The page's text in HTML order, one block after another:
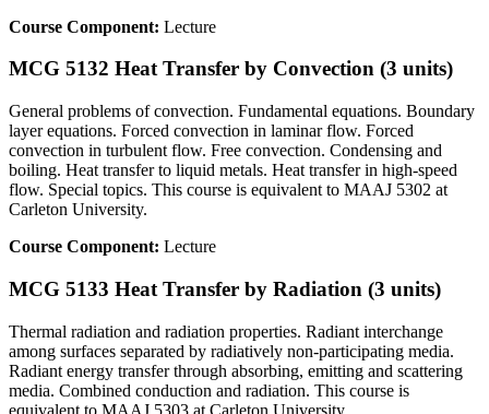
Course Component: Lecture
MCG 5132 Heat Transfer by Convection (3 units)
General problems of convection. Fundamental equations. Boundary
layer equations. Forced convection in laminar flow. Forced
convection in turbulent flow. Free convection. Condensing and
boiling. Heat transfer to liquid metals. Heat transfer in high-speed
flow. Special topics. This course is equivalent to MAAJ 5302 at
Carleton University.
Course Component: Lecture
MCG 5133 Heat Transfer by Radiation (3 units)
Thermal radiation and radiation properties. Radiant interchange
among surfaces separated by radiatively non-participating media.
Radiant energy transfer through absorbing, emitting and scattering
media. Combined conduction and radiation. This course is
equivalent to MAAJ 5303 at Carleton University.